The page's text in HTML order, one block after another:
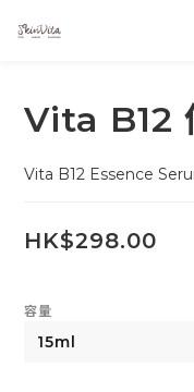
Vita B12
Vita B12 Essence
HK$298.00
容量